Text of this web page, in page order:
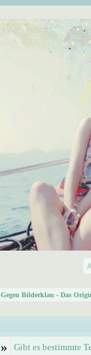
Gegen Bilderklau - Das
»
Gibt es bestimmte